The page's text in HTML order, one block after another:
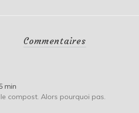
Commentaires
min
le compost. Alors pourquoi pas.